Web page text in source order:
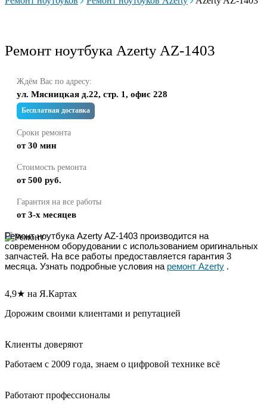
Ремонт ноутбука Azerty AZ-1403
Ждём Вас по адресу:
ул. Мясницкая д.22, стр. 1, офис 228
Бесплатная доставка
Сроки ремонта
от 30 мин
Стоимость ремонта
от 500 руб.
Гарантия на все работы
от 3-х месяцев
Ремонт ноутбука Azerty AZ-1403 производится на
современном оборудовании с использованием оригинальных
запчастей. На все работы предоставляется гарантия 3
месяца. Узнать подробные условия на ремонт Azerty .
4,9★ на Я.Картах
Дорожим своими клиентами и репутацией
Клиенты доверяют
Работаем с 2009 года, знаем о цифровой технике всё
Работают профессионалы